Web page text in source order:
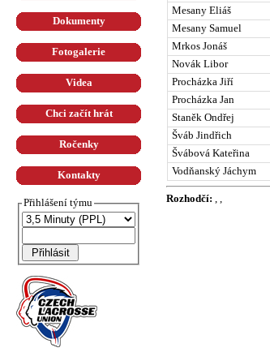
Dokumenty
Fotogalerie
Videa
Chci začít hrát
Ročenky
Kontakty
Přihlášení týmu
Mesany Eliáš
Mesany Samuel
Mrkos Jonáš
Novák Libor
Procházka Jiří
Procházka Jan
Staněk Ondřej
Šváb Jindřich
Švábová Kateřina
Vodňanský Jáchym
Rozhodčí: